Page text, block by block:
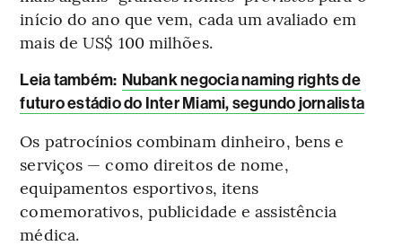
início do ano que vem, cada um avaliado em
mais de US$ 100 milhões.
Leia também: Nubank negocia naming rights de
futuro estádio do Inter Miami, segundo jornalista
Os patrocínios combinam dinheiro, bens e
serviços — como direitos de nome,
equipamentos esportivos, itens
comemorativos, publicidade e assistência
médica.